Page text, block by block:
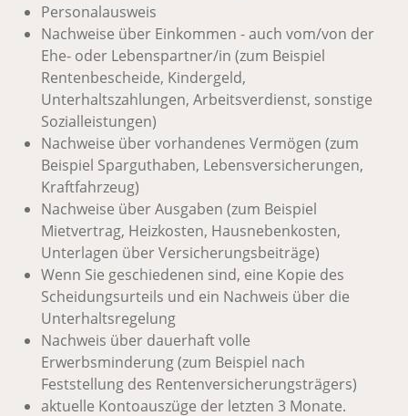
Personalausweis
Nachweise über Einkommen - auch vom/von der
Ehe- oder Lebenspartner/in (zum Beispiel
Rentenbescheide, Kindergeld,
Unterhaltszahlungen, Arbeitsverdienst, sonstige
Sozialleistungen)
Nachweise über vorhandenes Vermögen (zum
Beispiel Sparguthaben, Lebensversicherungen,
Kraftfahrzeug)
Nachweise über Ausgaben (zum Beispiel
Mietvertrag, Heizkosten, Hausnebenkosten,
Unterlagen über Versicherungsbeiträge)
Wenn Sie geschiedenen sind, eine Kopie des
Scheidungsurteils und ein Nachweis über die
Unterhaltsregelung
Nachweis über dauerhaft volle
Erwerbsminderung (zum Beispiel nach
Feststellung des Rentenversicherungsträgers)
aktuelle Kontoauszüge der letzten 3 Monate.